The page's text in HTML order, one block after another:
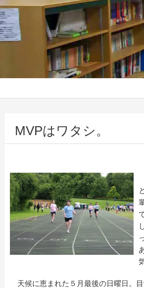
MVPはワタシ。
天候に恵まれた５月最後の日曜日。